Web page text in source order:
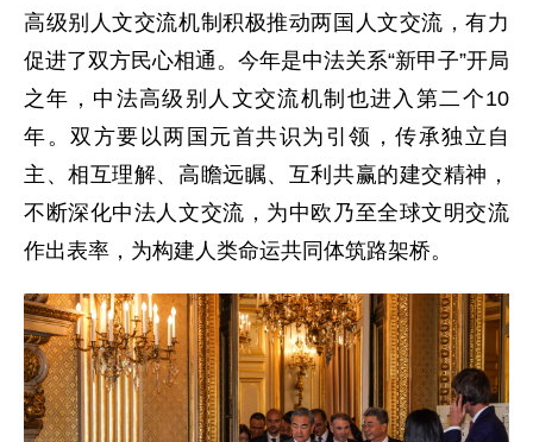
高级别人文交流机制积极推动两国人文交流，有力
促进了双方民心相通。今年是中法关系“新甲子”开局
之年，中法高级别人文交流机制也进入第二个10
年。双方要以两国元首共识为引领，传承独立自
主、相互理解、高瞻远瞩、互利共赢的建交精神，
不断深化中法人文交流，为中欧乃至全球文明交流
作出表率，为构建人类命运共同体筑路架桥。